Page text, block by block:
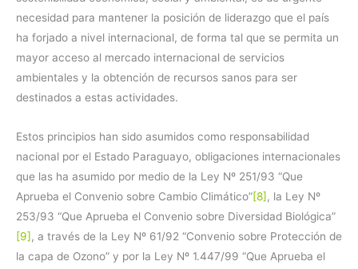
necesidad para mantener la posición de liderazgo que el país
ha forjado a nivel internacional, de forma tal que se permita un
mayor acceso al mercado internacional de servicios
ambientales y la obtención de recursos sanos para ser
destinados a estas actividades.
Estos principios han sido asumidos como responsabilidad
nacional por el Estado Paraguayo, obligaciones internacionales
que las ha asumido por medio de la Ley Nº 251/93 “Que
Aprueba el Convenio sobre Cambio Climático”[8] , la Ley Nº
253/93 “Que Aprueba el Convenio sobre Diversidad Biológica”
[9] , a través de la Ley Nº 61/92 “Convenio sobre Protección de
la capa de Ozono” y por la Ley Nº 1.447/99 “Que Aprueba el